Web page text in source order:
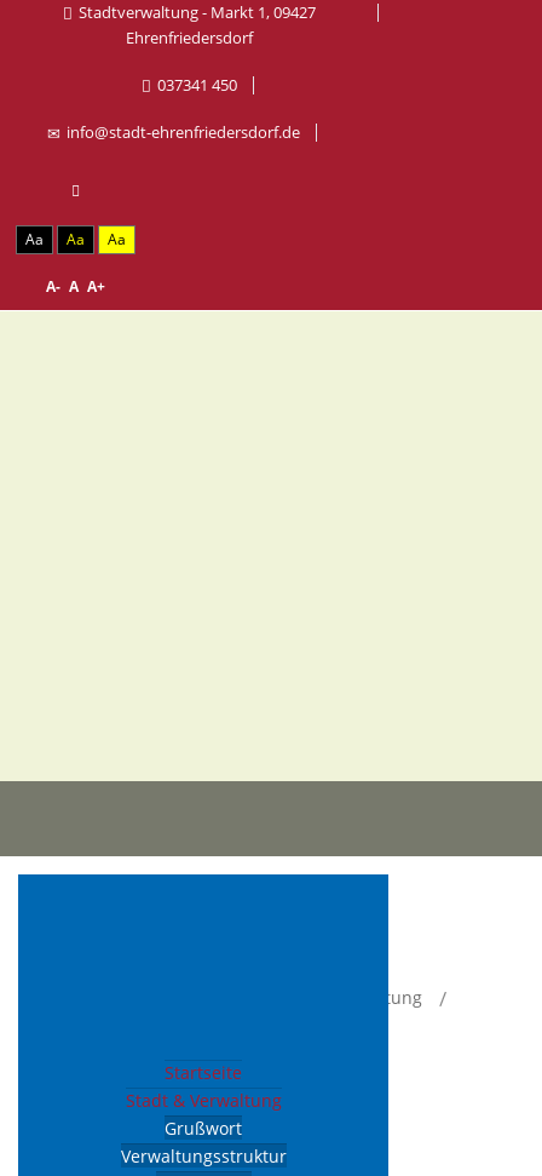
Stadtverwaltung - Markt 1, 09427
Ehrenfriedersdorf
037341 450
info@stadt-ehrenfriedersdorf.de
Aa Aa Aa
A- A A+
Startseite
Stadt & Verwaltung
Grußwort
Verwaltungsstruktur
Stadt & Verwaltung
Öffnungszeiten Meldeamt
Veröffentlicht: 02. Juli 2021